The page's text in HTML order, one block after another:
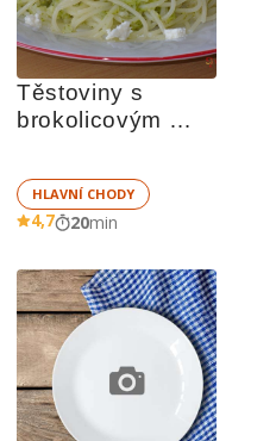
Těstoviny s
brokolicovým
HLAVNÍ CHODY
4,7 20min